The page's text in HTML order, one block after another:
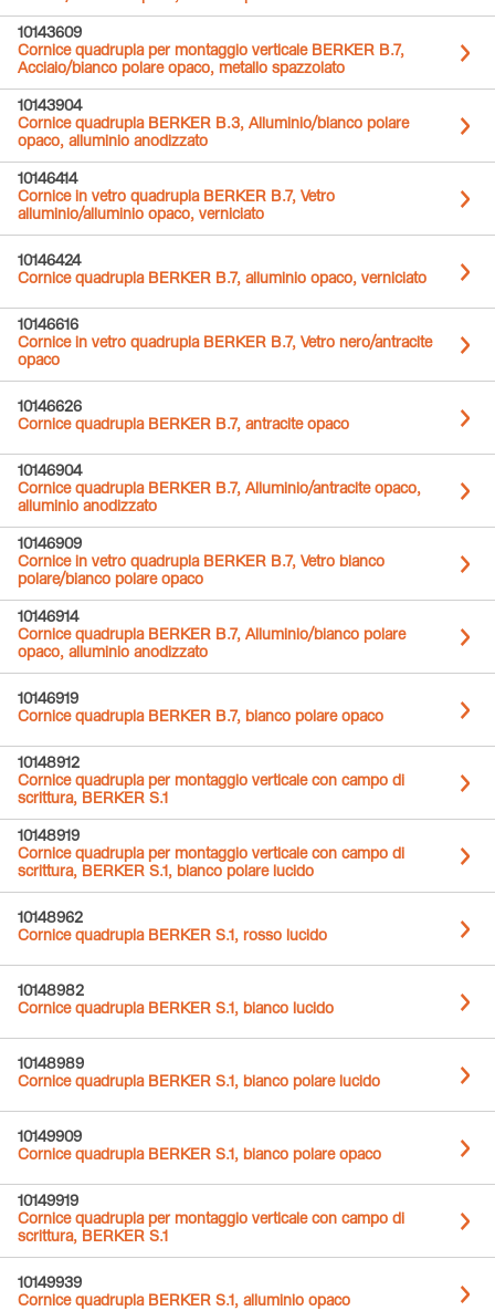
10143609
Cornice quadrupla per montaggio verticale BERKER B.7,
Acciaio/bianco polare opaco, metallo spazzolato
10143904
Cornice quadrupla BERKER B.3, Alluminio/bianco polare
opaco, alluminio anodizzato
10146414
Cornice in vetro quadrupla BERKER B.7, Vetro
alluminio/alluminio opaco, verniciato
10146424
Cornice quadrupla BERKER B.7, alluminio opaco, verniciato
10146616
Cornice in vetro quadrupla BERKER B.7, Vetro nero/antracite
opaco
10146626
Cornice quadrupla BERKER B.7, antracite opaco
10146904
Cornice quadrupla BERKER B.7, Alluminio/antracite opaco,
alluminio anodizzato
10146909
Cornice in vetro quadrupla BERKER B.7, Vetro bianco
polare/bianco polare opaco
10146914
Cornice quadrupla BERKER B.7, Alluminio/bianco polare
opaco, alluminio anodizzato
10146919
Cornice quadrupla BERKER B.7, bianco polare opaco
10148912
Cornice quadrupla per montaggio verticale con campo di
scrittura, BERKER S.1
10148919
Cornice quadrupla per montaggio verticale con campo di
scrittura, BERKER S.1, bianco polare lucido
10148962
Cornice quadrupla BERKER S.1, rosso lucido
10148982
Cornice quadrupla BERKER S.1, bianco lucido
10148989
Cornice quadrupla BERKER S.1, bianco polare lucido
10149909
Cornice quadrupla BERKER S.1, bianco polare opaco
10149919
Cornice quadrupla per montaggio verticale con campo di
scrittura, BERKER S.1
10149939
Cornice quadrupla BERKER S.1, alluminio opaco